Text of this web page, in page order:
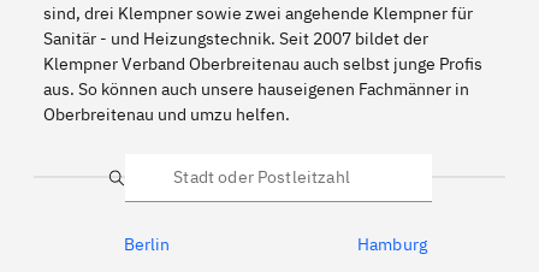
sind, drei Klempner sowie zwei angehende Klempner für
Sanitär - und Heizungstechnik. Seit 2007 bildet der
Klempner Verband Oberbreitenau auch selbst junge Profis
aus. So können auch unsere hauseigenen Fachmänner in
Oberbreitenau und umzu helfen.
Suche
Berlin Hamburg